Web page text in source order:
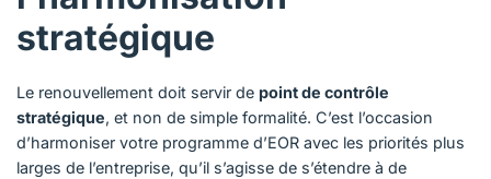
stratégique
Le renouvellement doit servir de point de contrôle
stratégique, et non de simple formalité. C’est l’occasion
d’harmoniser votre programme d’EOR avec les priorités plus
larges de l’entreprise, qu’il s’agisse de s’étendre à de